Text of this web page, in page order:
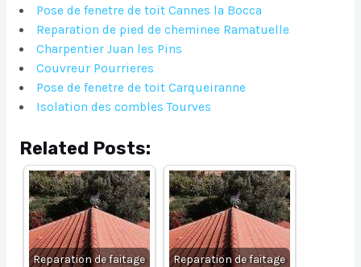
Pose de fenetre de toit Cannes la Bocca
Reparation de pied de cheminee Ramatuelle
Charpentier Juan les Pins
Couvreur Pourrieres
Pose de fenetre de toit Carqueiranne
Isolation des combles Tourves
Related Posts:
Reparation de faitage
Reparation de faitage